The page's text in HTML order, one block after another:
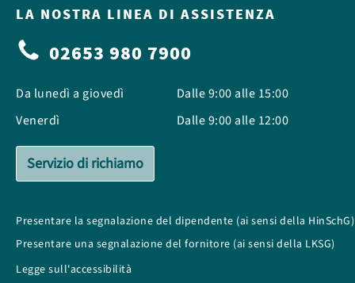
LA NOSTRA LINEA DI ASSISTENZA
02653 980 7900
Da lunedì a giovedì
Venerdì
Dalle 9:00 alle 15:00
Dalle 9:00 alle 12:00
Servizio di richiamo
Presentare la segnalazione del dipendente (ai sensi della HinSchG)
Presentare una segnalazione del fornitore (ai sensi della LKSG)
Legge sull'accessibilità